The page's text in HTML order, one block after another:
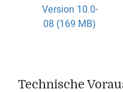
Version 10.0-
08 (169 MB)
Technische